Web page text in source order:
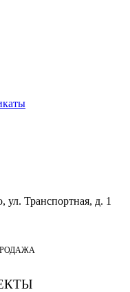
ул. Транспортная, д. 1